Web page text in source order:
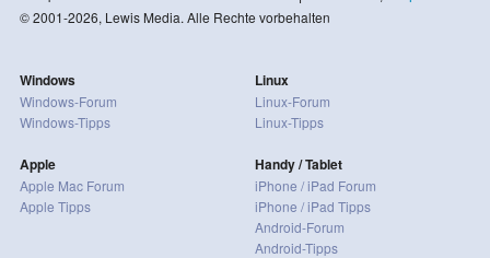
© 2001-2026, Lewis Media. Alle Rechte vorbehalten
Windows
Windows-Forum
Windows-Tipps
Apple
Apple Mac Forum
Apple Tipps
Linux
Linux-Forum
Linux-Tipps
Handy / Tablet
iPhone / iPad Forum
iPhone / iPad Tipps
Android-Forum
Android-Tipps